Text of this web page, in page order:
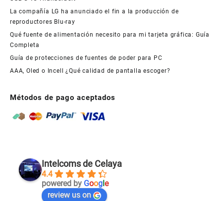
La compañía LG ha anunciado el fin a la producción de
reproductores Blu-ray
Qué fuente de alimentación necesito para mi tarjeta gráfica: Guía
Completa
Guía de protecciones de fuentes de poder para PC
AAA, Oled o Incell ¿Qué calidad de pantalla escoger?
Métodos de pago aceptados
Intelcoms de Celaya
4.4
powered by Google
review us on